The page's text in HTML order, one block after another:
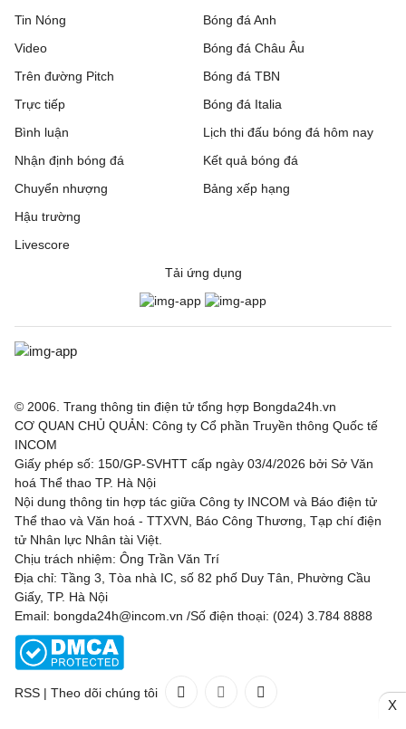
Tin Nóng
Video
Trên đường Pitch
Trực tiếp
Bóng đá Anh
Bóng đá Châu Âu
Bóng đá TBN
Bóng đá Italia
Bình luận
Nhận định bóng đá
Chuyển nhượng
Hậu trường
Livescore
Lịch thi đấu bóng đá hôm nay
Kết quả bóng đá
Bảng xếp hạng
Tải ứng dụng
© 2006. Trang thông tin điện tử tổng hợp Bongda24h.vn
CƠ QUAN CHỦ QUẢN: Công ty Cổ phần Truyền thông Quốc tế
INCOM
Giấy phép số: 150/GP-SVHTT cấp ngày 03/4/2026 bởi Sở Văn
hoá Thể thao TP. Hà Nội
Nội dung thông tin hợp tác giữa Công ty INCOM và Báo điện tử
Thể thao và Văn hoá - TTXVN, Báo Công Thương, Tạp chí điện
tử Nhân lực Nhân tài Việt.
Chịu trách nhiệm: Ông Trần Văn Trí
Địa chỉ: Tầng 3, Tòa nhà IC, số 82 phố Duy Tân, Phường Cầu
Giấy, TP. Hà Nội
Email: bongda24h@incom.vn /Số điện thoại: (024) 3.784 8888
RSS | Theo dõi chúng tôi
X